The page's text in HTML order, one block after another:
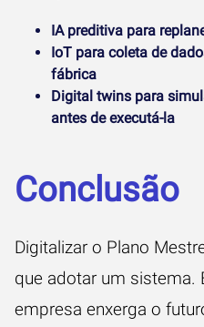
IA preditiva para
IoT para coleta de
fábrica
Digital twins para
antes de executá-la
Conclusão
Digitalizar o Plano
que adotar um sistema.
empresa enxerga o